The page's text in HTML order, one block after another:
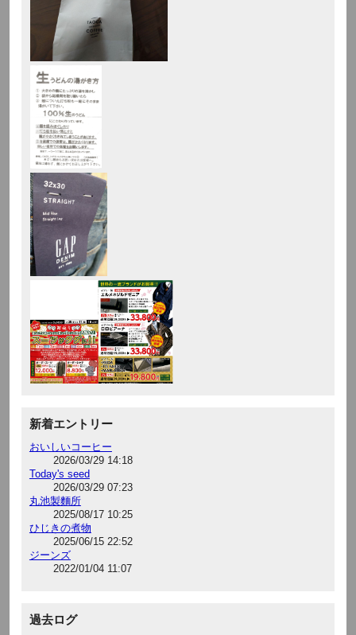
新着エントリー
おいしいコーヒー
2026/03/29 14:18
Today's seed
2026/03/29 07:23
丸池製麵所
2025/08/17 10:25
ひじきの煮物
2025/06/15 22:52
ジーンズ
2022/01/04 11:07
過去ログ